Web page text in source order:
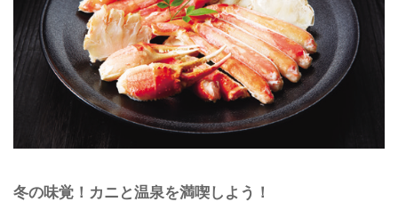
冬の味覚！カニと温泉を満喫しよう！